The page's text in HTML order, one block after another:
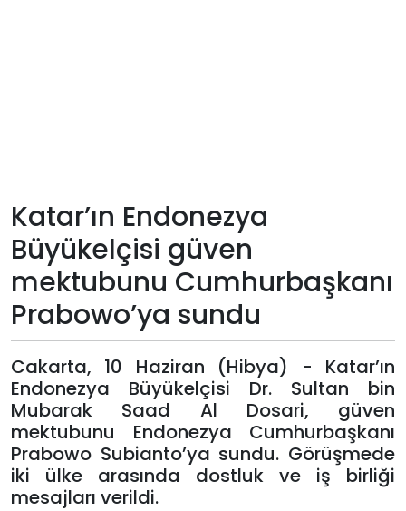
Künye
Giriş
Yap
Katar’ın Endonezya
Büyükelçisi güven
mektubunu Cumhurbaşkanı
Prabowo’ya sundu
Cakarta, 10 Haziran (Hibya) - Katar’ın
Endonezya Büyükelçisi Dr. Sultan bin
Mubarak Saad Al Dosari, güven
mektubunu Endonezya Cumhurbaşkanı
Prabowo Subianto’ya sundu. Görüşmede
iki ülke arasında dostluk ve iş birliği
mesajları verildi.